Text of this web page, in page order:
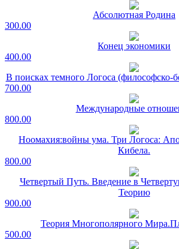
Абсолютная Родина
300.00
Конец экономики
400.00
В поисках темного Логоса (философско-
700.00
Международные
800.00
Ноомахия:войны ума. Три Логоса:
Кибела.
800.00
Четвертый Путь. Введение в
Теорию
900.00
Теория Многополярного
500.00